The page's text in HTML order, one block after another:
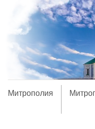
Митрополия